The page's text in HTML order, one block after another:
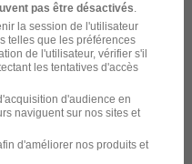
pas être désactivés
la session de l'utilisateur
telles que les préférences
de l'utilisateur, vérifier s'il
les tentatives d'accès
d'audience en
naviguent sur nos sites et
d'améliorer nos produits et